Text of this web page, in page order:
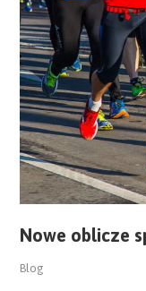
Nowe oblicze
Blog